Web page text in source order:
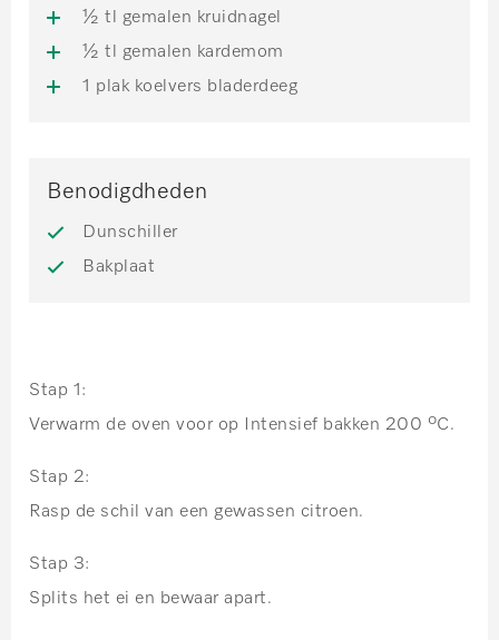
½ tl gemalen kruidnagel
½ tl gemalen kardemom
1 plak koelvers bladerdeeg
Benodigdheden
Dunschiller
Bakplaat
Stap 1:
Verwarm de oven voor op Intensief bakken 200 ºC.
Stap 2:
Rasp de schil van een gewassen citroen.
Stap 3:
Splits het ei en bewaar apart.